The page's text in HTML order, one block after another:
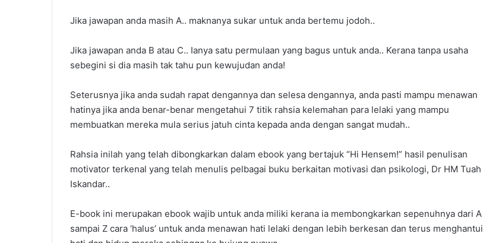
Jika jawapan anda masih A.. maknanya sukar untuk anda bertemu jodoh..
Jika jawapan anda B atau C.. Ianya satu permulaan yang bagus untuk anda.. Kerana tanpa usaha
sebegini si dia masih tak tahu pun kewujudan anda!
Seterusnya jika anda sudah rapat dengannya dan selesa dengannya, anda pasti mampu menawan
hatinya jika anda benar-benar mengetahui 7 titik rahsia kelemahan para lelaki yang mampu
membuatkan mereka mula serius jatuh cinta kepada anda dengan sangat mudah..
Rahsia inilah yang telah dibongkarkan dalam ebook yang bertajuk “Hi Hensem!” hasil penulisan
motivator terkenal yang telah menulis pelbagai buku berkaitan motivasi dan psikologi, Dr HM Tuah
Iskandar..
E-book ini merupakan ebook wajib untuk anda miliki kerana ia membongkarkan sepenuhnya dari A
sampai Z cara ‘halus’ untuk anda menawan hati lelaki dengan lebih berkesan dan terus menghantui